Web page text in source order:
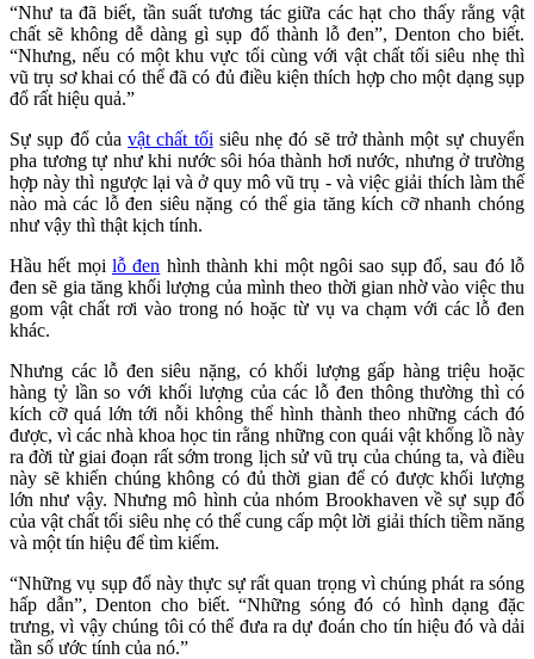
“Như ta đã biết, tần suất tương tác giữa các hạt cho thấy rằng vật
chất sẽ không dễ dàng gì sụp đổ thành lỗ đen”, Denton cho biết.
“Nhưng, nếu có một khu vực tối cùng với vật chất tối siêu nhẹ thì
vũ trụ sơ khai có thể đã có đủ điều kiện thích hợp cho một dạng sụp
đổ rất hiệu quả.”
Sự sụp đổ củavật chất tối siêu nhẹ đó sẽ trở thành một sự chuyển
pha tương tự như khi nước sôi hóa thành hơi nước, nhưng ở trường
hợp này thì ngược lại và ở quy mô vũ trụ - và việc giải thích làm thế
nào mà các lỗ đen siêu nặng có thể gia tăng kích cỡ nhanh chóng
như vậy thì thật kịch tính.
Hầu hết mọi lỗ đen hình thành khi một ngôi sao sụp đổ, sau đó lỗ
đen sẽ gia tăng khối lượng của mình theo thời gian nhờ vào việc thu
gom vật chất rơi vào trong nó hoặc từ vụ va chạm với các lỗ đen
khác.
Nhưng các lỗ đen siêu nặng, có khối lượng gấp hàng triệu hoặc
hàng tỷ lần so với khối lượng của các lỗ đen thông thường thì có
kích cỡ quá lớn tới nỗi không thể hình thành theo những cách đó
được, vì các nhà khoa học tin rằng những con quái vật khổng lồ này
ra đời từ giai đoạn rất sớm trong lịch sử vũ trụ của chúng ta, và điều
này sẽ khiến chúng không có đủ thời gian để có được khối lượng
lớn như vậy. Nhưng mô hình của nhóm Brookhaven về sự sụp đổ
của vật chất tối siêu nhẹ có thể cung cấp một lời giải thích tiềm năng
và một tín hiệu để tìm kiếm.
“Những vụ sụp đổ này thực sự rất quan trọng vì chúng phát ra sóng
hấp dẫn”, Denton cho biết. “Những sóng đó có hình dạng đặc
trưng, ​​vì vậy chúng tôi có thể đưa ra dự đoán cho tín hiệu đó và dải
tần số ước tính ​​của nó.”